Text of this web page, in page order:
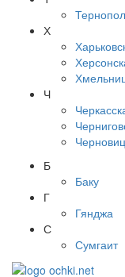
Х
Ч
Б
Баку
Г
Гянджа
С
Сумгаит